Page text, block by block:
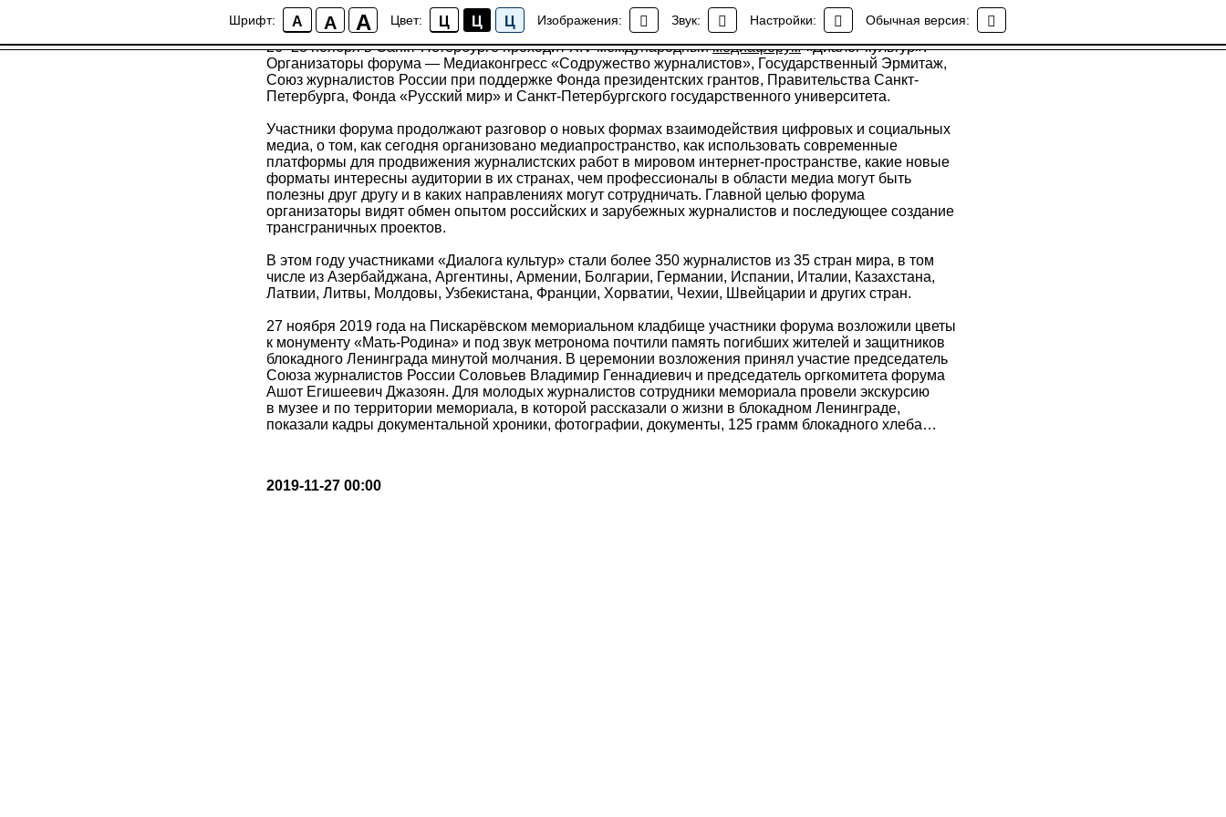
Шрифт: A A A Цвет: Ц Ц Ц Изображения: Звук: Настройки: Обычная версия:
Новости
Участники форума "Диалог культур" возложили цветы к монументу "Мать-Родина"
26−28 ноября в Санкт-Петербурге проходит XIV международныймедиафорум«Диалог культур».
Организаторы форума — Медиаконгресс «Содружество журналистов», Государственный Эрмитаж,
Союз журналистов России при поддержке Фонда президентских грантов, Правительства Санкт-
Петербурга, Фонда «Русский мир» и Санкт-Петербургского государственного университета.
Участники форума продолжают разговор о новых формах взаимодействия цифровых и социальных
медиа, о том, как сегодня организовано медиапространство, как использовать современные
платформы для продвижения журналистских работ в мировом интернет-пространстве, какие новые
форматы интересны аудитории в их странах, чем профессионалы в области медиа могут быть
полезны друг другу и в каких направлениях могут сотрудничать. Главной целью форума
организаторы видят обмен опытом российских и зарубежных журналистов и последующее создание
трансграничных проектов.
В этом году участниками «Диалога культур» стали более 350 журналистов из 35 стран мира, в том
числе из Азербайджана, Аргентины, Армении, Болгарии, Германии, Испании, Италии, Казахстана,
Латвии, Литвы, Молдовы, Узбекистана, Франции, Хорватии, Чехии, Швейцарии и других стран.
27 ноября 2019 года на Пискарёвском мемориальном кладбище участники форума возложили цветы
к монументу «Мать-Родина» и под звук метронома почтили память погибших жителей и защитников
блокадного Ленинграда минутой молчания. В церемонии возложения принял участие председатель
Союза журналистов России Соловьев Владимир Геннадиевич и председатель оргкомитета форума
Ашот Егишеевич Джазоян. Для молодых журналистов сотрудники мемориала провели экскурсию
в музее и по территории мемориала, в которой рассказали о жизни в блокадном Ленинграде,
показали кадры документальной хроники, фотографии, документы, 125 грамм блокадного хлеба…
2019-11-27 00:00